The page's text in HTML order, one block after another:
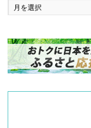
ッ
ク
ン
バ
ー